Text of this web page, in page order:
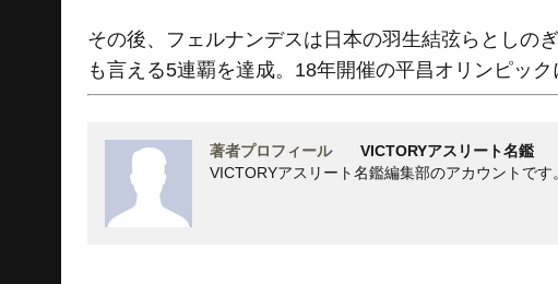
その後、フェルナンデスは日本の羽生結弦らとしの
も言える5連覇を達成。18年開催の平昌オリンピッ
著者プロフィール
VICTORYアスリート名鑑
VICTORYアスリート名鑑編集部のアカウントです